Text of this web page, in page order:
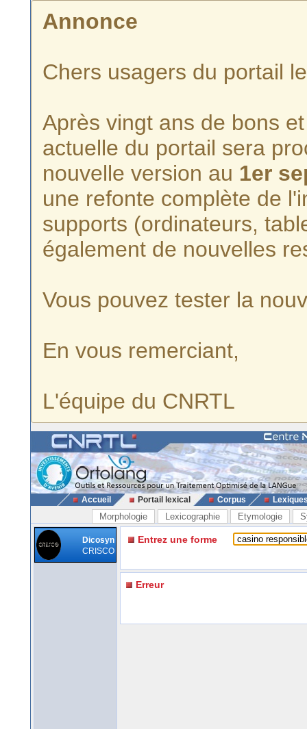
Annonce
Chers usagers du portail
Après vingt ans de bons
actuelle du portail sera
nouvelle version au 1er
une refonte complète de
supports (ordinateurs,
également de nouvelles
Vous pouvez tester la
En vous remerciant,
L'équipe du CNRTL
Accueil Portail lexical Corpus
Morphologie Lexicographie Etymologie
Dicosyn
CRISCO
Entrez une forme
Erreur